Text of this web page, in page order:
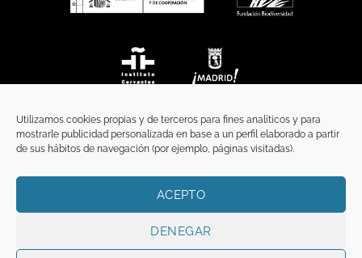
Utilizamos cookies propias y de terceros para fines analíticos y para
mostrarle publicidad personalizada en base a un perfil elaborado a partir
de sus hábitos de navegación (por ejemplo, páginas visitadas).
ACEPTO
DENEGAR
TÉRMINOS Y CONDICIONES
Copyright 2026 ©FunciFUNCI es titular de los derechos de propiedad